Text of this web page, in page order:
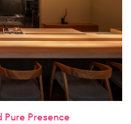
Pure Presence